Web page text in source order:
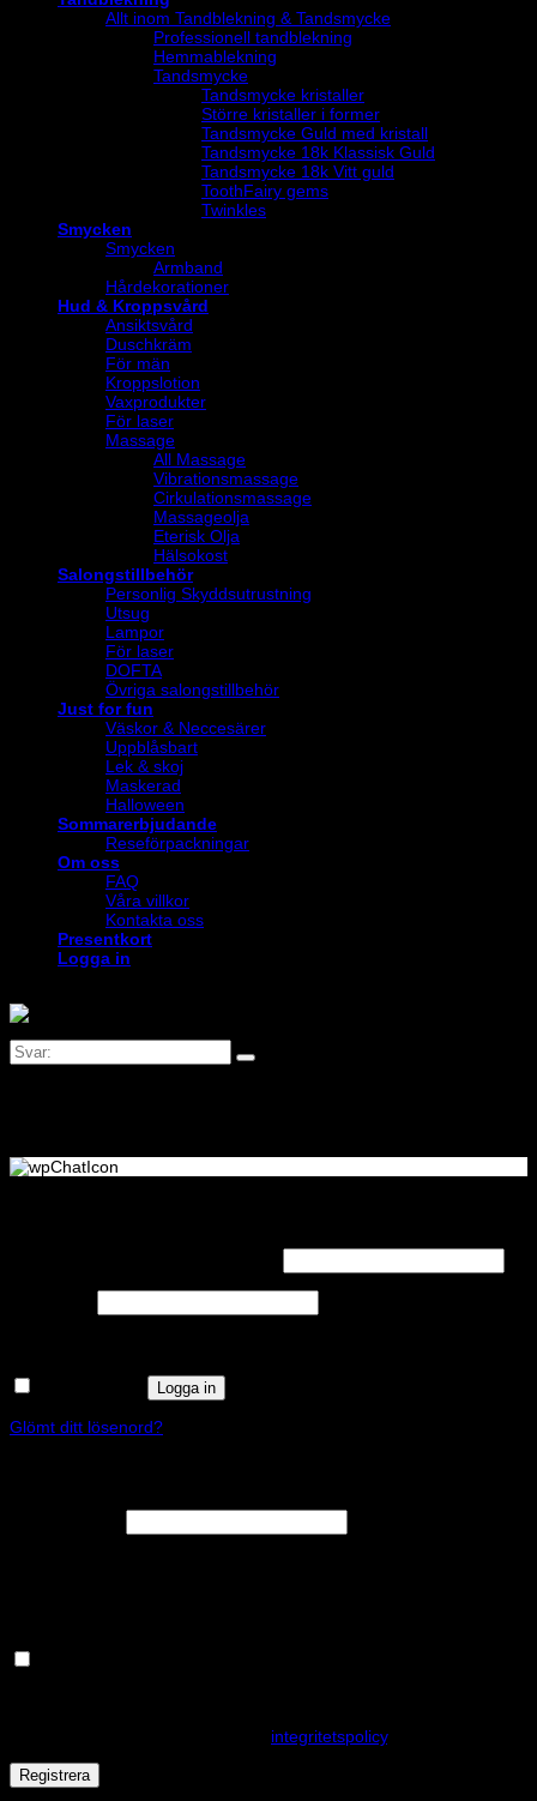
Allt inom Tandblekning & Tandsmycke
Professionell tandblekning
Hemmablekning
Tandsmycke
Tandsmycke kristaller
Större kristaller i former
Tandsmycke Guld med kristall
Tandsmycke 18k Klassisk Guld
Tandsmycke 18k Vitt guld
ToothFairy gems
Twinkles
Smycken
Smycken
Armband
Hårdekorationer
Hud & Kroppsvård
Ansiktsvård
Duschkräm
För män
Kroppslotion
Vaxprodukter
För laser
Massage
All Massage
Vibrationsmassage
Cirkulationsmassage
Massageolja
Eterisk Olja
Hälsokost
Salongstillbehör
Personlig Skyddsutrustning
Utsug
Lampor
För laser
DOFTA
Övriga salongstillbehör
Just for fun
Väskor & Neccesärer
Uppblåsbart
Lek & skoj
Maskerad
Halloween
Sommarerbjudande
Reseförpackningar
Om oss
FAQ
Våra villkor
Kontakta oss
Presentkort
Logga in
Logga in
Glömt ditt lösenord?
integritetspolicy.
Registrera